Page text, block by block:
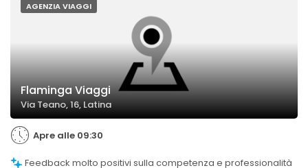
AGENZIA VIAGGI
Flaminga Viaggi
Via Teano, 16, Latina
Apre alle 09:30